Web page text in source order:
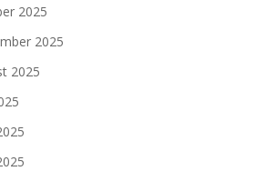
2025
2025
2025